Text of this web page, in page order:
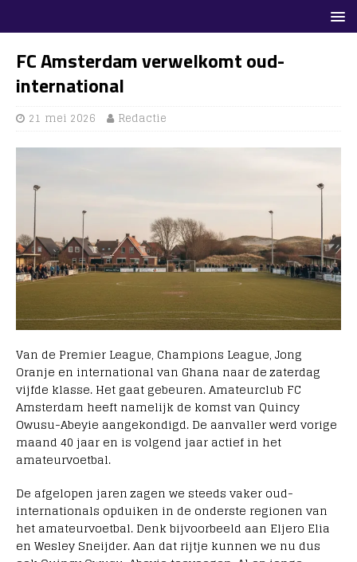
FC Amsterdam verwelkomt oud-
international
21 mei 2026 Redactie
Van de Premier League, Champions League, Jong
Oranje en international van Ghana naar de zaterdag
vijfde klasse. Het gaat gebeuren. Amateurclub FC
Amsterdam heeft namelijk de komst van Quincy
Owusu-Abeyie aangekondigd. De aanvaller werd vorige
maand 40 jaar en is volgend jaar actief in het
amateurvoetbal.
De afgelopen jaren zagen we steeds vaker oud-
internationals opduiken in de onderste regionen van
het amateurvoetbal. Denk bijvoorbeeld aan Eljero Elia
en Wesley Sneijder. Aan dat rijtje kunnen we nu dus